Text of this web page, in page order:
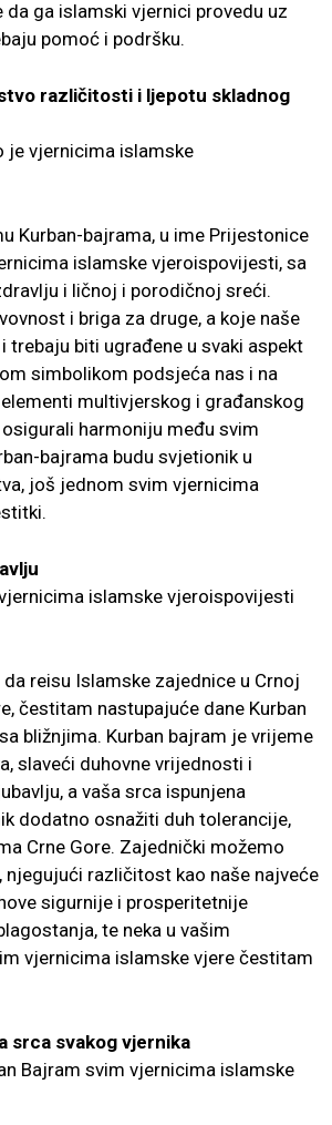
ga islamski vjernici provedu uz
pomoć i podršku.
različitosti i ljepotu skladnog
je vjernicima islamske
Kurban-bajrama, u ime Prijestonice
islamske vjeroispovijesti, sa
i ličnoj i porodičnoj sreći.
i briga za druge, a koje naše
trebaju biti ugrađene u svaki aspekt
simbolikom podsjeća nas i na
multivjerskog i građanskog
harmoniju među svim
bajrama budu svjetionik u
još jednom svim vjernicima
islamske vjeroispovijesti
reisu Islamske zajednice u Crnoj
čestitam nastupajuće dane Kurban
bližnjima. Kurban bajram je vrijeme
slaveći duhovne vrijednosti i
a vaša srca ispunjena
dodatno osnažiti duh tolerancije,
Crne Gore. Zajednički možemo
različitost kao naše najveće
sigurnije i prosperitetnije
te neka u vašim
vjernicima islamske vjere čestitam
srca svakog vjernika
Bajram svim vjernicima islamske